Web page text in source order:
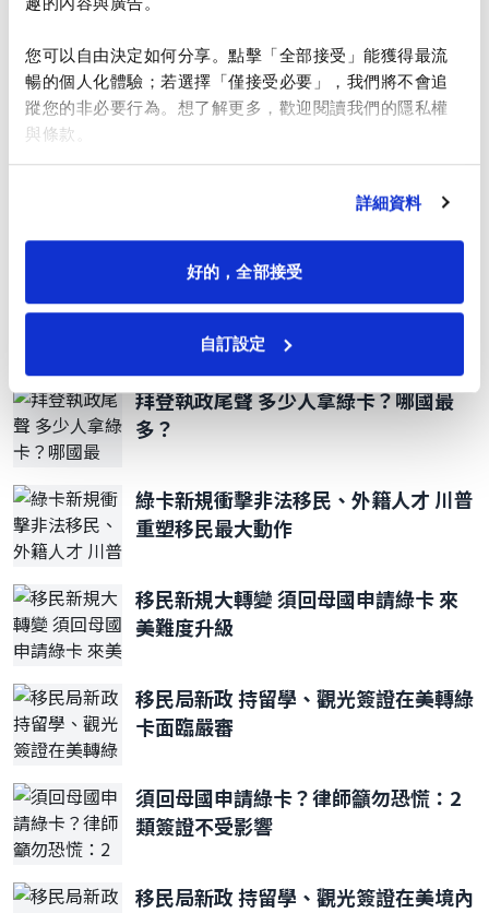
您可以自由決定如何分享。點擊「全部接受」能獲得最流
暢的個人化體驗；若選擇「僅接受必要」，我們將不會追
蹤您的非必要行為。想了解更多，歡迎閱讀我們的隱私權
與條款。
詳細資料
好的，全部接受
自訂設定
H-1B簽證費加收10萬元 聯邦法官喊
川普政府收緊庇護政策 抵美1年後申請
綠卡面談開始問為何沒回母國申請？律
師提建議
拜登執政尾聲 多少人拿綠卡？哪國最
多？
綠卡新規衝擊非法移民、外籍人才 川普
重塑移民最大動作
移民新規大轉變 須回母國申請綠卡 來
美難度升級
移民局新政 持留學、觀光簽證在美轉綠
卡面臨嚴審
須回母國申請綠卡？律師籲勿恐慌：2
類簽證不受影響
移民局新政 持留學、觀光簽證在美境內